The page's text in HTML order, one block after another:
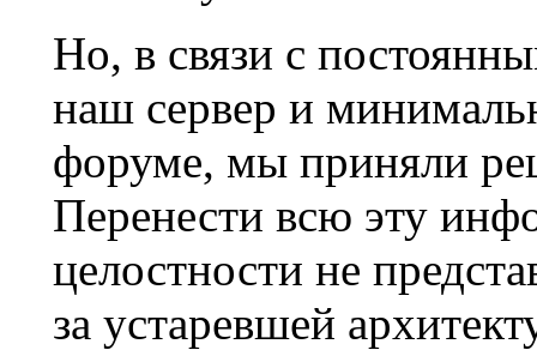
Но, в связи с
наш сервер и
форуме, мы приняли
Перенести всю эту
целостности не
за устаревшей